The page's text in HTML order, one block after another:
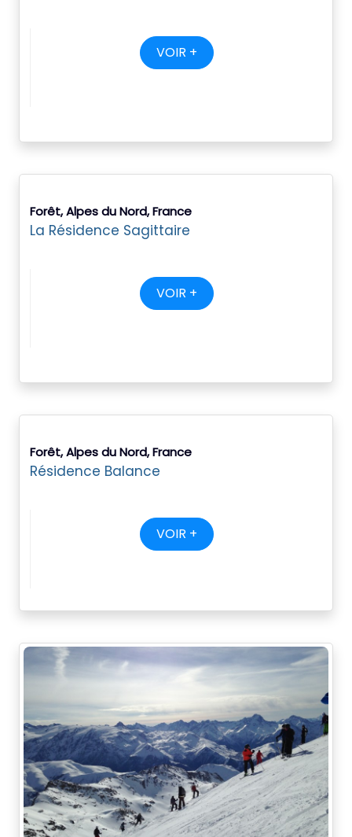
VOIR +
Forêt, Alpes du Nord, France
La Résidence Sagittaire
VOIR +
Forêt, Alpes du Nord, France
Résidence Balance
VOIR +